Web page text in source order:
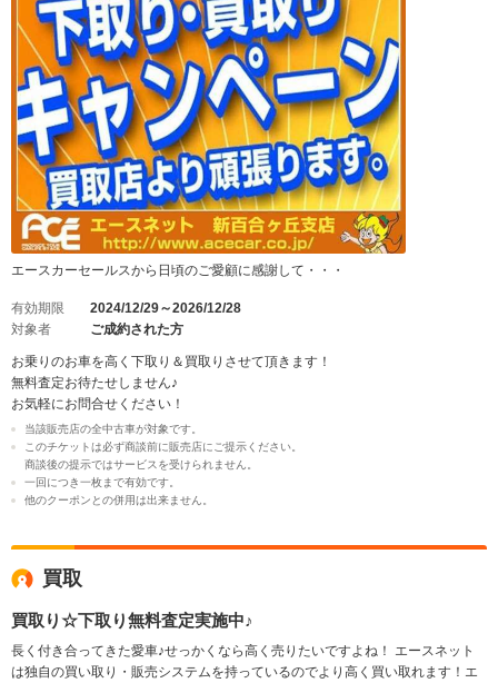
エースカーセールスから日頃のご愛顧に感謝して・・・
有効期限
2024/12/29～2026/12/28
対象者
ご成約された方
お乗りのお車を高く下取り＆買取りさせて頂きます！
無料査定お待たせしません♪
お気軽にお問合せください！
当該販売店の全中古車が対象です。
このチケットは必ず商談前に販売店にご提示ください。
商談後の提示ではサービスを受けられません。
一回につき一枚まで有効です。
他のクーポンとの併用は出来ません。
買取
買取り☆下取り無料査定実施中♪
長く付き合ってきた愛車♪せっかくなら高く売りたいですよね！ エースネット
は独自の買い取り・販売システムを持っているのでより高く買い取れます！エ